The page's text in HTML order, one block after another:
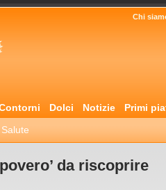
Chi
Dolci Notizie
Primi
Salute
da riscoprire